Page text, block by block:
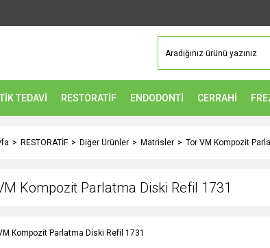
TEDAVİ RESTORATİF ENDODONTİ CERRAHİ
RESTORATİF Diğer Ürünler Matrisler Tor VM Kompozit
Kompozit Parlatma Diski Refil 1731